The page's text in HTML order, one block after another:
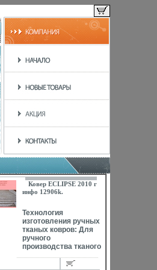
Ковер ECLIPSE 2010 г
инфо 12906k.
Технология
изготовления ручных
тканых ковров: Для
ручного
производства тканого
дизайнер создает